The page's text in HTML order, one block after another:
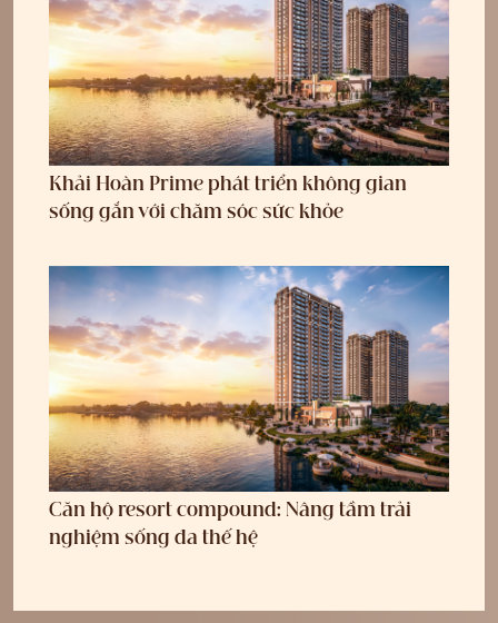
Khải Hoàn Prime phát triển không gian
sống gắn với chăm sóc sức khỏe
Căn hộ resort compound: Nâng tầm trải
nghiệm sống đa thế hệ